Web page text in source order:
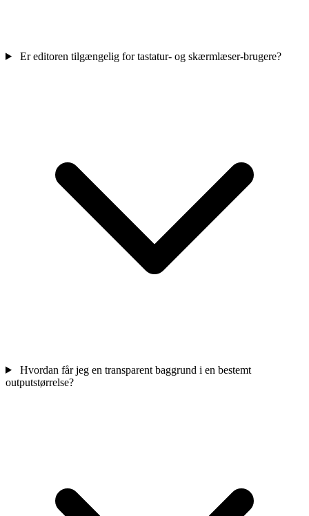
Er editoren tilgængelig for tastatur- og skærmlæser-brugere?
Hvordan får jeg en transparent baggrund i en bestemt
outputstørrelse?